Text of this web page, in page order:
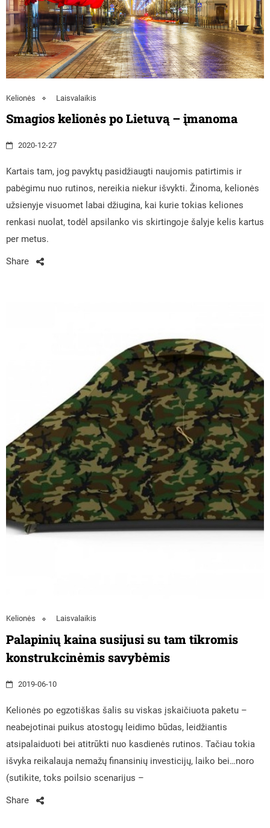
Kelionės Laisvalaikis
Smagios kelionės po Lietuvą – įmanoma
2020-12-27
Kartais tam, jog pavyktų pasidžiaugti naujomis patirtimis ir
pabėgimu nuo rutinos, nereikia niekur išvykti. Žinoma, kelionės
užsienyje visuomet labai džiugina, kai kurie tokias keliones
renkasi nuolat, todėl apsilanko vis skirtingoje šalyje kelis kartus
per metus.
Share
Kelionės Laisvalaikis
Palapinių kaina susijusi su tam tikromis
konstrukcinėmis savybėmis
2019-06-10
Kelionės po egzotiškas šalis su viskas įskaičiuota paketu –
neabejotinai puikus atostogų leidimo būdas, leidžiantis
atsipalaiduoti bei atitrūkti nuo kasdienės rutinos. Tačiau tokia
išvyka reikalauja nemažų finansinių investicijų, laiko bei…noro
(sutikite, toks poilsio scenarijus –
Share